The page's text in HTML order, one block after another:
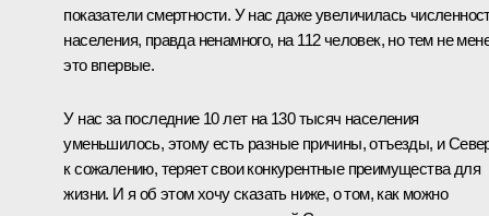
показатели смертности. У нас даже увеличилась
населения, правда ненамного, на 112 человек, но тем не
это впервые.
У нас за последние 10 лет на 130 тысяч населения
уменьшилось, этому есть разные причины, отъезды, и
к сожалению, теряет свои конкурентные преимущества для
жизни. И я об этом хочу сказать ниже, о том, как можно